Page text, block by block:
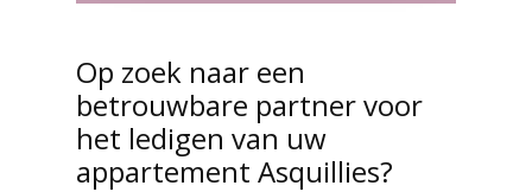
Op zoek naar een
betrouwbare partner voor
het ledigen van uw
appartement Asquillies?